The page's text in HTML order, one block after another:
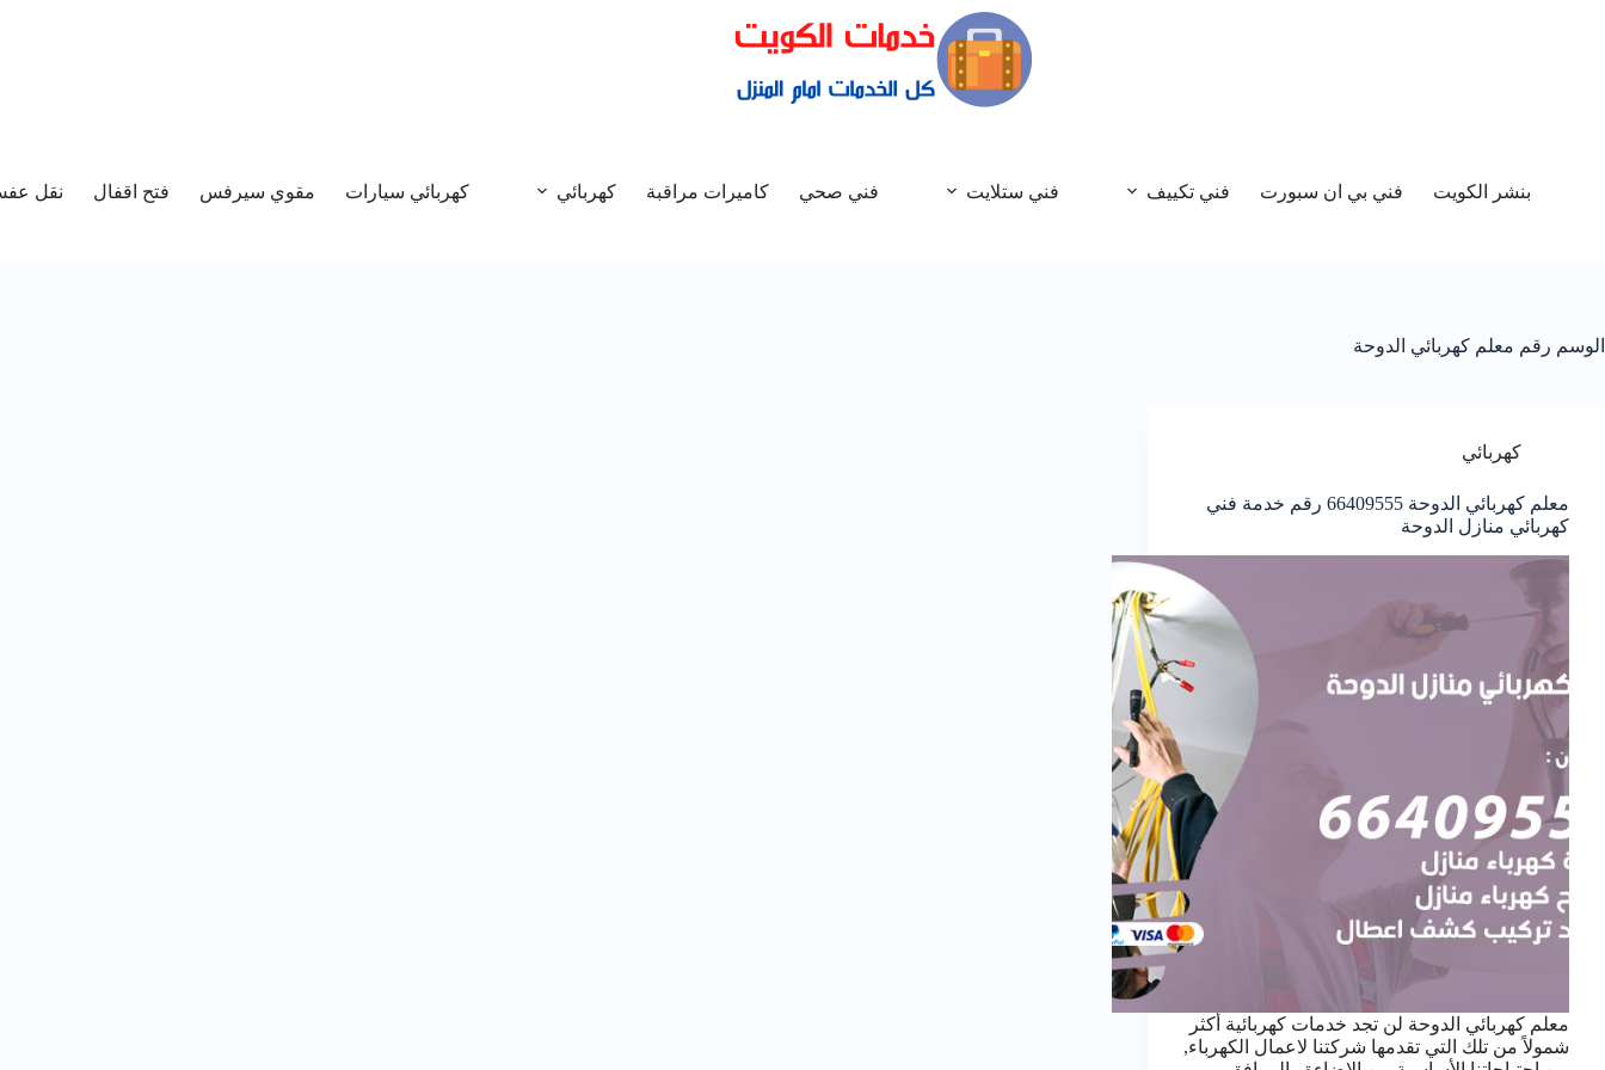
بنشر الكويت فني بي ان سبورت فني تكييف فني ستلايت فني صحي كاميرات مراقبة كهربائي كهربائي سيارات مقوي سيرفس فتح اقفال نقل
الوسم رقم معلم كهربائي الدوحة
كهربائي
معلم كهربائي الدوحة 66409555 رقم خدمة فني
كهربائي منازل الدوحة
معلم كهربائي الدوحة لن تجد خدمات كهربائية أكثر
شمولاً من تلك التي تقدمها شركتنا لاعمال الكهرباء,